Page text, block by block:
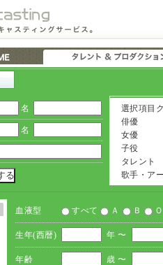
名
名
選択項目
俳優
女優
子役
タレント
歌手・ア
血液型 すべて Ａ Ｂ
生年(西暦) 年 〜
年齢 歳 〜